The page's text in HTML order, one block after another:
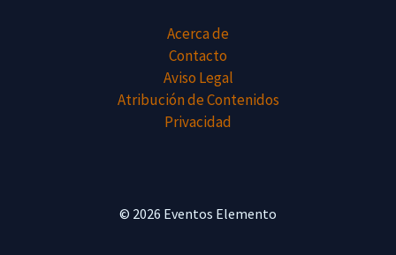
Acerca de
Contacto
Aviso Legal
Atribución de Contenidos
Privacidad
© 2026 Eventos Elemento